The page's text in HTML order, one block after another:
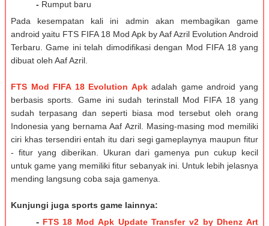
- Rumput baru
Pada kesempatan kali ini admin akan membagikan game
android yaitu FTS FIFA 18 Mod Apk by Aaf Azril Evolution Android
Terbaru. Game ini telah dimodifikasi dengan Mod FIFA 18 yang
dibuat oleh Aaf Azril.
FTS Mod FIFA 18 Evolution Apk adalah game android yang
berbasis sports. Game ini sudah terinstall Mod FIFA 18 yang
sudah terpasang dan seperti biasa mod tersebut oleh orang
Indonesia yang bernama Aaf Azril. Masing-masing mod memiliki
ciri khas tersendiri entah itu dari segi gameplaynya maupun fitur
- fitur yang diberikan. Ukuran dari gamenya pun cukup kecil
untuk game yang memiliki fitur sebanyak ini. Untuk lebih jelasnya
mending langsung coba saja gamenya.
Kunjungi juga sports game lainnya:
- FTS 18 Mod Apk Update Transfer v2 by Dhenz Art